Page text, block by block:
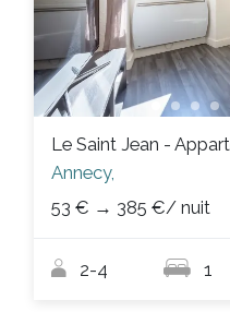
Annecy,
53 € → 385 €/ nuit
2-4 1